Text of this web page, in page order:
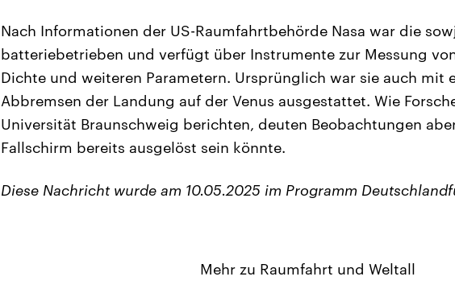
Nach Informationen der US-Raumfahrtbehörde Nasa war die
batteriebetrieben und verfügt über Instrumente zur Messung
Dichte und weiteren Parametern. Ursprünglich war sie auch mit
Abbremsen der Landung auf der Venus ausgestattet. Wie
Universität Braunschweig berichten, deuten Beobachtungen
Fallschirm bereits ausgelöst sein könnte.
Diese Nachricht wurde am 10.05.2025 im Programm
Mehr zu Raumfahrt und Weltall